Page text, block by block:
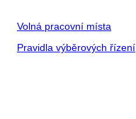
Volná pracovní místa
Pravidla výběrových řízení